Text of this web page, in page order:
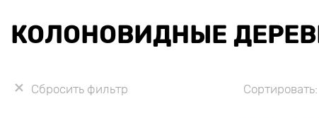
КОЛОНОВИДНЫЕ
Сбросить фильтр Сортировать: